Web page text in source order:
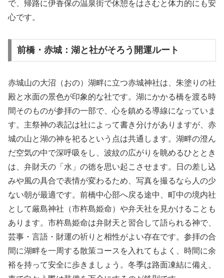
で、帰路に伊香保の温泉街で休憩をはさむと体力的にも安
心です。
前橋・赤城：湖と社がそろう開運ルート
赤城山の大沼（おの）湖畔に立つ赤城神社は、朱塗りの社
殿と水面の景色が印象的な社です。湖にかかる橋を渡る時
間そのものが参拝の一部で、心を鎮める導線になっていま
す。主祭神の表記は社によって書き分けがありますが、赤
城の山と湖の神を祀るという点は共通します。湖畔の澄ん
だ空気の中で深呼吸をし、波紋の広がりを眺めるひととき
は、弁財天の「水」の徳を思い起こさせます。日の差し込
みや風の具合で表情が変わるため、写真を撮るなら人の少
ない朝が最適です。前橋中心部へ戻る途中、町中の境内社
として厳島神社（市杵島姫命）や弁天社を見かけることも
あります。市杵島姫命は弁財天と習合して語られる神で、
芸事・言語・財運の祈りと相性がよい存在です。参拝の合
間に湖畔を一周する散策コースを入れてもよく、時間に余
裕を持って安全に歩きましょう。冬季は路面凍結に備え、